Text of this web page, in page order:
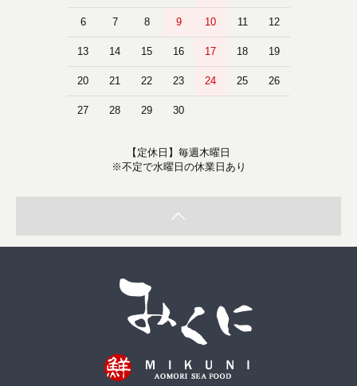
6 7 8 9 10 11 12
13 14 15 16 17 18 19
20 21 22 23 24 25 26
27 28 29 30
【定休日】毎週木曜日
※不定で水曜日の休業日あり